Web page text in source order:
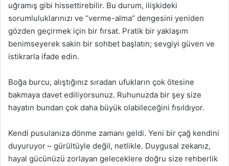
uğramış gibi hissettirebilir. Bu durum, ilişkideki
sorumluluklarınızı ve “verme-alma” dengesini yeniden
gözden geçirmek için bir fırsat. Pratik bir yaklaşım
benimseyerek sakin bir sohbet başlatın; sevgiyi güven ve
istikrarla ifade edin.
Boğa burcu, alıştığınız sıradan ufukların çok ötesine
bakmaya davet ediliyorsunuz. Ruhunuzda bir şey size
hayatın bundan çok daha büyük olabileceğini fısıldıyor.
Kendi pusulanıza dönme zamanı geldi. Yeni bir çağ kendini
duyuruyor – gürültüyle değil, netlikle. Duygusal zekanız,
hayal gücünüzü zorlayan geleceklere doğru size rehberlik